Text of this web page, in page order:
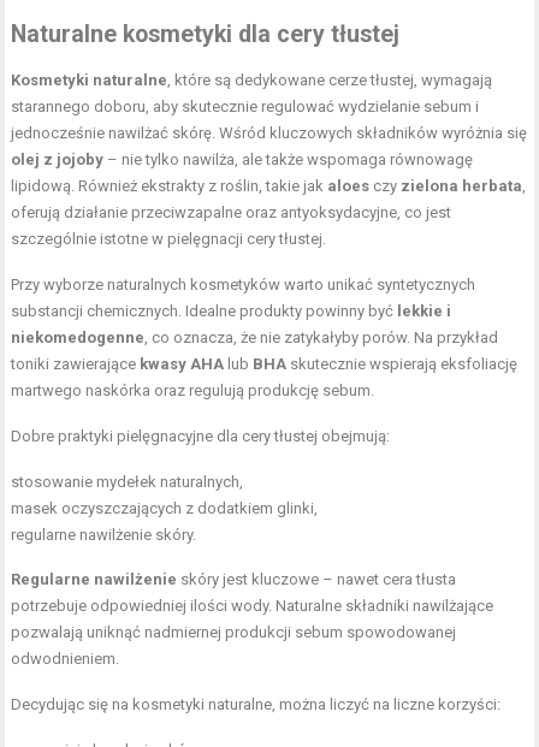
Naturalne kosmetyki dla cery tłustej
Kosmetyki naturalne, które są dedykowane cerze tłustej, wymagają
starannego doboru, aby skutecznie regulować wydzielanie sebum i
jednocześnie nawilżać skórę. Wśród kluczowych składników wyróżnia się
olej z jojoby – nie tylko nawilża, ale także wspomaga równowagę
lipidową. Również ekstrakty z roślin, takie jak aloes czy zielona herbata,
oferują działanie przeciwzapalne oraz antyoksydacyjne, co jest
szczególnie istotne w pielęgnacji cery tłustej.
Przy wyborze naturalnych kosmetyków warto unikać syntetycznych
substancji chemicznych. Idealne produkty powinny być lekkie i
niekomedogenne, co oznacza, że nie zatykałyby porów. Na przykład
toniki zawierające kwasy AHA lub BHA skutecznie wspierają eksfoliację
martwego naskórka oraz regulują produkcję sebum.
Dobre praktyki pielęgnacyjne dla cery tłustej obejmują:
stosowanie mydełek naturalnych,
masek oczyszczających z dodatkiem glinki,
regularne nawilżenie skóry.
Regularne nawilżenie skóry jest kluczowe – nawet cera tłusta
potrzebuje odpowiedniej ilości wody. Naturalne składniki nawilżające
pozwalają uniknąć nadmiernej produkcji sebum spowodowanej
odwodnieniem.
Decydując się na kosmetyki naturalne, można liczyć na liczne korzyści: